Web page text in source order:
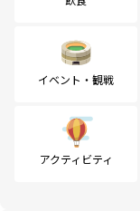
イベント・観戦
アクティビティ